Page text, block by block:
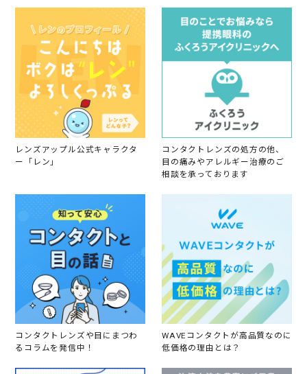
レンズアップル公式キャラクタ
ー「レン」
コンタクトレンズの処方の他、
目の痛みやアレルギー治療のご
相談を承っております
コンタクトレンズや目にまつわ
るコラムを発信中！
WAVEコンタクトが高品質なのに
低価格の理由とは？